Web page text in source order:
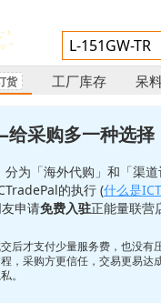
货 工厂库存 呆
采购多一种选择
为「海外代购」和「渠
的执行 (什么是
申请免费入驻正能量联营
后才支付少量服务费，也没有
，采购方更信任，交易更易达
。